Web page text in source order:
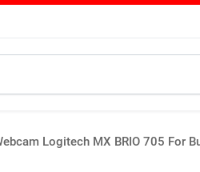
Logitech MX BRIO 705 For